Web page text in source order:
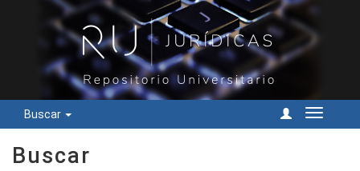
Buscar
Cambiar
Buscar